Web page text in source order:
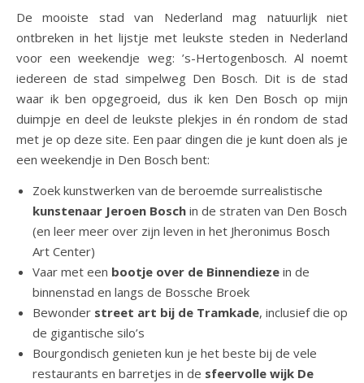
De mooiste stad van Nederland mag natuurlijk niet
ontbreken in het lijstje met leukste steden in Nederland
voor een weekendje weg: ’s-Hertogenbosch. Al noemt
iedereen de stad simpelweg Den Bosch. Dit is de stad
waar ik ben opgegroeid, dus ik ken Den Bosch op mijn
duimpje en deel de leukste plekjes in én rondom de stad
met je op deze site. Een paar dingen die je kunt doen als je
een weekendje in Den Bosch bent:
Zoek kunstwerken van de beroemde surrealistische
kunstenaar Jeroen Bosch in de straten van Den Bosch
(en leer meer over zijn leven in het Jheronimus Bosch
Art Center)
Vaar met een bootje over de Binnendieze in de
binnenstad en langs de Bossche Broek
Bewonder street art bij de Tramkade, inclusief die op
de gigantische silo’s
Bourgondisch genieten kun je het beste bij de vele
restaurants en barretjes in de sfeervolle wijk De